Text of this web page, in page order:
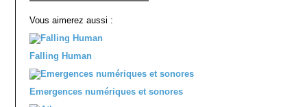
Vous aimerez aussi :
Falling Human
Emergences numériques et sonores